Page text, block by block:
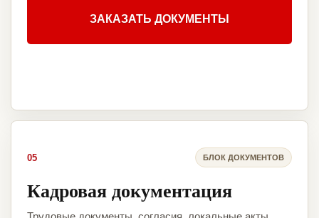
ЗАКАЗАТЬ ДОКУМЕНТЫ
05 БЛОК ДОКУМЕНТОВ
Кадровая документация